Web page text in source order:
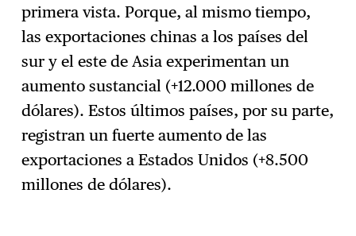
primera vista. Porque, al mismo tiempo,
las exportaciones chinas a los países del
sur y el este de Asia experimentan un
aumento sustancial (+12.000 millones de
dólares). Estos últimos países, por su parte,
registran un fuerte aumento de las
exportaciones a Estados Unidos (+8.500
millones de dólares).